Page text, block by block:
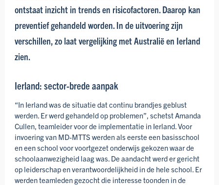
ontstaat inzicht in trends en risico­factoren. Daarop kan
preventief gehandeld worden. In de uitvoering zijn
verschillen, zo laat vergelijking met Australië en Ierland
zien.
Ierland: sector-brede aanpak
“In Ierland was de situatie dat continu brandjes geblust
werden. Er werd gehandeld op problemen”, schetst Amanda
Cullen, teamleider voor de implementatie in Ierland. Voor
invoering van MD-MTTS werden als eerste een basisschool
en een school voor voortgezet onderwijs gekozen waar de
school­aanwezig­heid laag was. De aandacht werd er gericht
op leiderschap en verantwoordelijk­heid in de hele school. Er
werden teamleden gezocht die interesse toonden in de